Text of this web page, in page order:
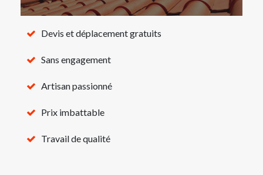
Devis et déplacement gratuits
Sans engagement
Artisan passionné
Prix imbattable
Travail de qualité